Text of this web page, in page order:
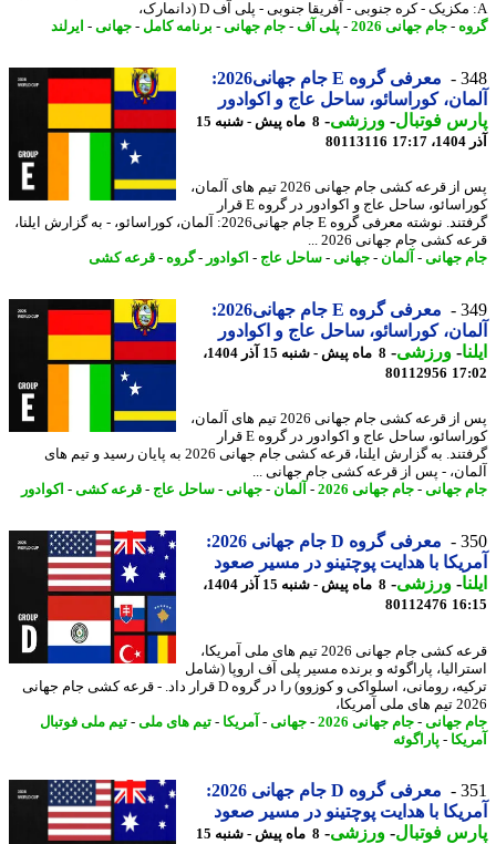
- جام جهانی 2026 -پلی آف- جام جهانی-برنامه کامل-جهانی-ایرلند
معرفی گروه E جام جهانی2026:
کوراسائو، ساحل عاج و اکوادور
فوتبال-ورزشی-
8 ماه پیش - شنبه 15
80113116
پس از قرعه کشی جام جهانی 2026 تیم های آلمان،
کوراسائو، ساحل عاج و اکوادور در گروه E قرار
گرفتند. نوشته معرفی گروه E جام جهانی2026: آلمان، کوراسائو، - به گزارش ایلنا،
کشی جام جهانی 2026 ...
جهانی-آلمان-جهانی-ساحل عاج -اکوادور-گروه- قرعه کشی
معرفی گروه E جام جهانی2026:
کوراسائو، ساحل عاج و اکوادور
-ورزشی-
8 ماه پیش - شنبه 15 آذر 1404،
80112956
پس از قرعه کشی جام جهانی 2026 تیم های آلمان،
کوراسائو، ساحل عاج و اکوادور در گروه E قرار
گرفتند. به گزارش ایلنا، قرعه کشی جام جهانی 2026 به پایان رسید و تیم های
- پس از قرعه کشی جام جهانی ...
جهانی-جام جهانی 2026 -آلمان-جهانی-ساحل عاج -قرعه کشی-اکوادور
معرفی گروه D جام جهانی 2026:
با هدایت پوچتینو در مسیر صعود
-ورزشی-
8 ماه پیش - شنبه 15 آذر 1404،
80112476
قرعه کشی جام جهانی 2026 تیم های ملی آمریکا،
پاراگوئه و برنده مسیر پلی آف اروپا (شامل
ترکیه، رومانی، اسلواکی و کوزوو) را در گروه D قرار داد. - قرعه کشی جام جهانی
آمریکا،
جهانی-جام جهانی 2026 -جهانی-آمریکا- تیم های ملی -تیم ملی فوتبال
- پاراگوئه
معرفی گروه D جام جهانی 2026:
با هدایت پوچتینو در مسیر صعود
فوتبال-ورزشی-
8 ماه پیش - شنبه 15